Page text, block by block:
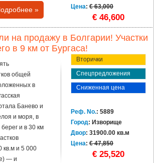
»
Цена: € 63,000
€ 46,600
продажу в Болгарии! Участки
в 9 км от Бургаса!
общей
в
Банево и
и моря, в
и в 30 км
и 5 000
— и
Вторички
Спецпредложения
Сниженная цена
Реф. No.: 5889
Город: Изворище
Двор: 31900.00 кв.м
Цена: € 47,850
€ 25,520